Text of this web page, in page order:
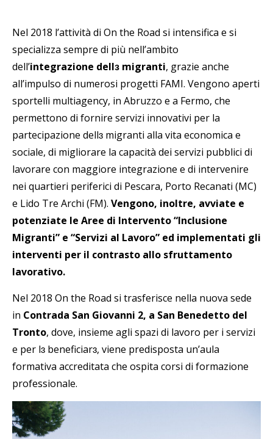
Nel 2018 l’attività di On the Road si intensifica e si
specializza sempre di più nell’ambito
dell’integrazione dellɜ migranti, grazie anche
all’impulso di numerosi progetti FAMI. Vengono aperti
sportelli multiagency, in Abruzzo e a Fermo, che
permettono di fornire servizi innovativi per la
partecipazione dellɜ migranti alla vita economica e
sociale, di migliorare la capacità dei servizi pubblici di
lavorare con maggiore integrazione e di intervenire
nei quartieri periferici di Pescara, Porto Recanati (MC)
e Lido Tre Archi (FM). Vengono, inoltre, avviate e
potenziate le Aree di Intervento “Inclusione
Migranti” e “Servizi al Lavoro” ed implementati gli
interventi per il contrasto allo sfruttamento
lavorativo.
Nel 2018 On the Road si trasferisce nella nuova sede
in Contrada San Giovanni 2, a San Benedetto del
Tronto, dove, insieme agli spazi di lavoro per i servizi
e per lɜ beneficiarɜ, viene predisposta un’aula
formativa accreditata che ospita corsi di formazione
professionale.